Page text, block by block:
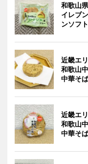
和歌山
イレブ
ンソフ
近畿エ
和歌山
中華そ
近畿エ
和歌山
中華そ